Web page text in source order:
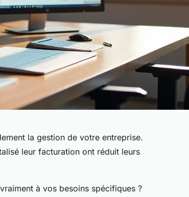
la gestion de votre entreprise.
leur facturation ont réduit leurs
à vos besoins spécifiques ?